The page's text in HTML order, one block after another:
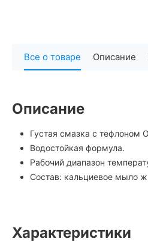
Все о товаре Описание
Описание
Густая смазка с тефлоном
Водостойкая формула.
Рабочий диапазон
Состав: кальциевое мыло
Характеристики